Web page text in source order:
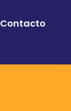
Contacto